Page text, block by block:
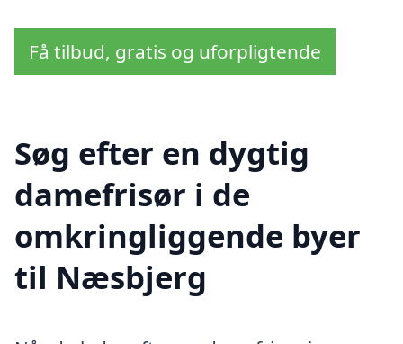
Få tilbud, gratis og uforpligtende
Søg efter en dygtig
damefrisør i de
omkringliggende byer
til Næsbjerg